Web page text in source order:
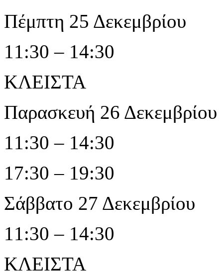
Πέμπτη 25 Δεκεμβρίου
11:30 – 14:30
ΚΛΕΙΣΤΑ
Παρασκευή 26 Δεκεμβρίου
11:30 – 14:30
17:30 – 19:30
Σάββατο 27 Δεκεμβρίου
11:30 – 14:30
ΚΛΕΙΣΤΑ